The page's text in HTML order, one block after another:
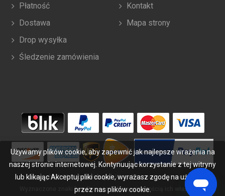
Płatność
Dostawa
Drop wysyłka
Śledzenie zamówienia
Kontakt
Mapa strony
Copyright ©2026 bateriabuy.pl. Wszelkie prawa zastrzeżone.
Wyznaczone znaki handlowe i marki są własnością ich właścicieli.
Używamy plików cookie, aby zapewnić jak najlepsze wrażenia na
naszej stronie internetowej. Kontynuując korzystanie z tej witryny
lub klikając Akceptuj pliki cookie, wyrażasz zgodę na używanie
przez nas plików cookie.